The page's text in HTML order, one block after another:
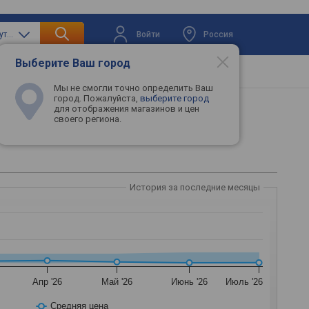
только сумки для ноутбуков Войти Россия
Выберите Ваш город
Мы не смогли точно определить Ваш
город. Пожалуйста, выберите город
для отображения магазинов и цен
своего региона.
техника Телевизоры
История за последние месяцы
Средняя цена
Апр '26 Май '26 Июнь '26 Июль '26